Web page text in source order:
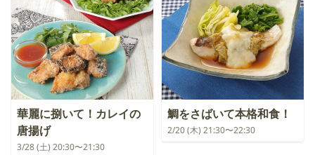
華麗に捌いて！カレイの
唐揚げ
3/28 (土) 20:30〜21:30
鯛をさばいて本格和食！
2/20 (木) 21:30〜22:30